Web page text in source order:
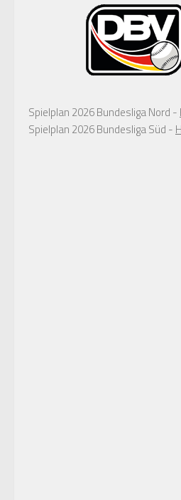
Spielplan 2026 Bundesliga Nord -
Spielplan 2026 Bundesliga Süd -